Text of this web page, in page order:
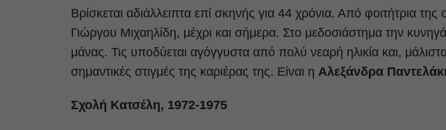
Βρίσκεται αδιάλλειπτα επί σκηνής για 44 χρόνια. Από φοιτήτρια
Γιώργου Μιχαηλίδη, μέχρι και σήμερα. Στο μεδοσιάστημα την
μάνας. Τις υποδύεται αγόγγυστα από πολύ νεαρή ηλικία και,
σημαντικές στιγμές της καριέρας της. Είναι η Αλεξάνδρα
Σχολή Κατσέλη, 1972-1975